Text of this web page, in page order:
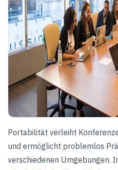
Portabilität verleiht
und ermöglicht problemlos
verschiedenen Umgebungen.